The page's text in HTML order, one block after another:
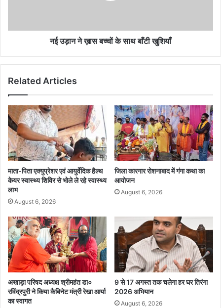
नई उड़ान ने ख़ास बच्चों के साथ बाँटी खुशियाँ
Related Articles
माता-पिता एक्युप्रेशर एवं आयुर्वेदिक हैल्थ
केयर स्वास्थ्य शिविर से भोले ले रहे स्वास्थ्य
लाभ
August 6, 2026
जिला कारगार रोशनाबाद में गंगा कथा का
आयोजन
August 6, 2026
अखाड़ा परिषद अध्यक्ष श्रीमहंत डा०
रविंद्रपुरी ने किया कैबिनेट मंत्री रेखा आर्या
का स्वागत
9 से 17 अगस्त तक चलेगा हर घर तिरंगा
2026 अभियान
August 6, 2026